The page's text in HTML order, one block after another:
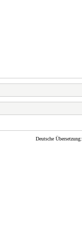
Deutsche Übersetzung: